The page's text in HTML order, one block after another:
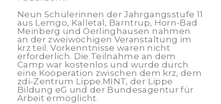
Neun Schülerinnen der Jahrgangsstufe 11
aus Lemgo, Kalletal, Barntrup, Horn-Bad
Meinberg und Oerlinghausen nahmen
an der zweiwöchigen Veranstaltung im
krz teil. Vorkenntnisse waren nicht
erforderlich. Die Teilnahme an dem
Camp war kostenlos und wurde durch
eine Kooperation zwischen dem krz, dem
zdi-Zentrum Lippe.MINT, der Lippe
Bildung eG und der Bundesagentur für
Arbeit ermöglicht.